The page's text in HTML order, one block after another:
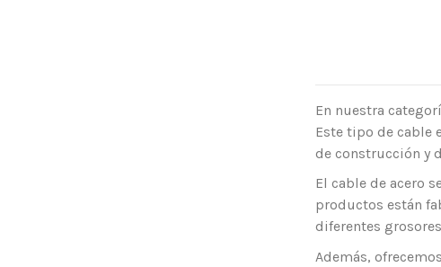
En nuestra
Este tipo de cable
de construcción y
El cable de acero
productos están
diferentes
Además,